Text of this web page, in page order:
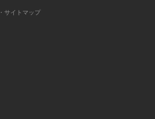
・サイトマップ